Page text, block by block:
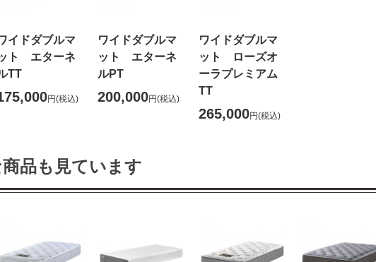
イドダブルマ
ト エターネ
TT
円(税込)
ワイドダブルマ
ット エターネ
ルPT
200,000円(税込)
ワイドダブルマ
ット ローズオ
ーラプレミアム
TT
265,000円(税込)
品も見ています